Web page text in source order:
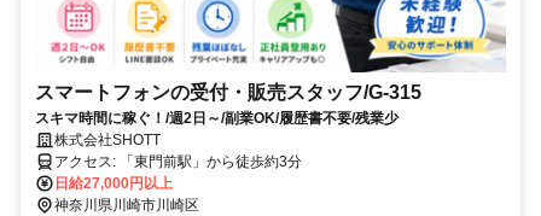
スマートフォンの受付・販売スタッフ/G-315
スキマ時間に稼ぐ！/週2日～/副業OK/履歴書不要/残業少
株式会社SHOTT
アクセス: 「東門前駅」から徒歩約3分
日給27,000円以上
神奈川県川崎市川崎区